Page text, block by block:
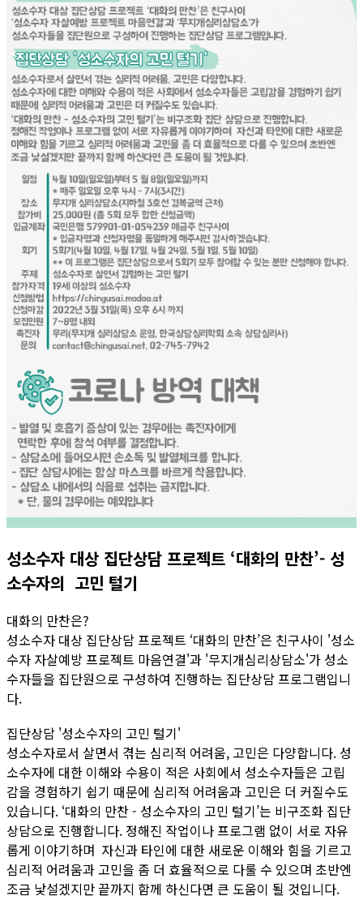
성소수자 대상 집단상담 프로젝트 ‘대화의 만찬’- 성
소수자의 고민 털기
대화의 만찬은?
성소수자 대상 집단상담 프로젝트 ‘대화의 만찬’은 친구사이 '성소
수자 자살예방 프로젝트 마음연결'과 '무지개심리상담소'가 성소
수자들을 집단원으로 구성하여 진행하는 집단상담 프로그램입니
다.
집단상담 '성소수자의 고민 털기'
성소수자로서 살면서 겪는 심리적 어려움, 고민은 다양합니다. 성
소수자에 대한 이해와 수용이 적은 사회에서 성소수자들은 고립
감을 경험하기 쉽기 때문에 심리적 어려움과 고민은 더 커질수도
있습니다. ‘대화의 만찬 - 성소수자의 고민 털기’는 비구조화 집단
상담으로 진행합니다. 정해진 작업이나 프로그램 없이 서로 자유
롭게 이야기하며 자신과 타인에 대한 새로운 이해와 힘을 기르고
심리적 어려움과 고민을 좀 더 효율적으로 다룰 수 있으며 초반엔
조금 낯설겠지만 끝까지 함께 하신다면 큰 도움이 될 것입니다.